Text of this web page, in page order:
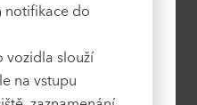
notifikace do
vozidla slouží
na vstupu